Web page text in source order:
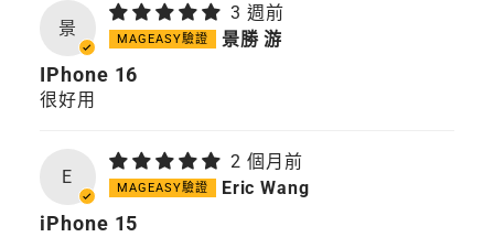
景
3 週前
景勝 游
IPhone 16
很好用
E
2 個月前
Eric Wang
iPhone 15